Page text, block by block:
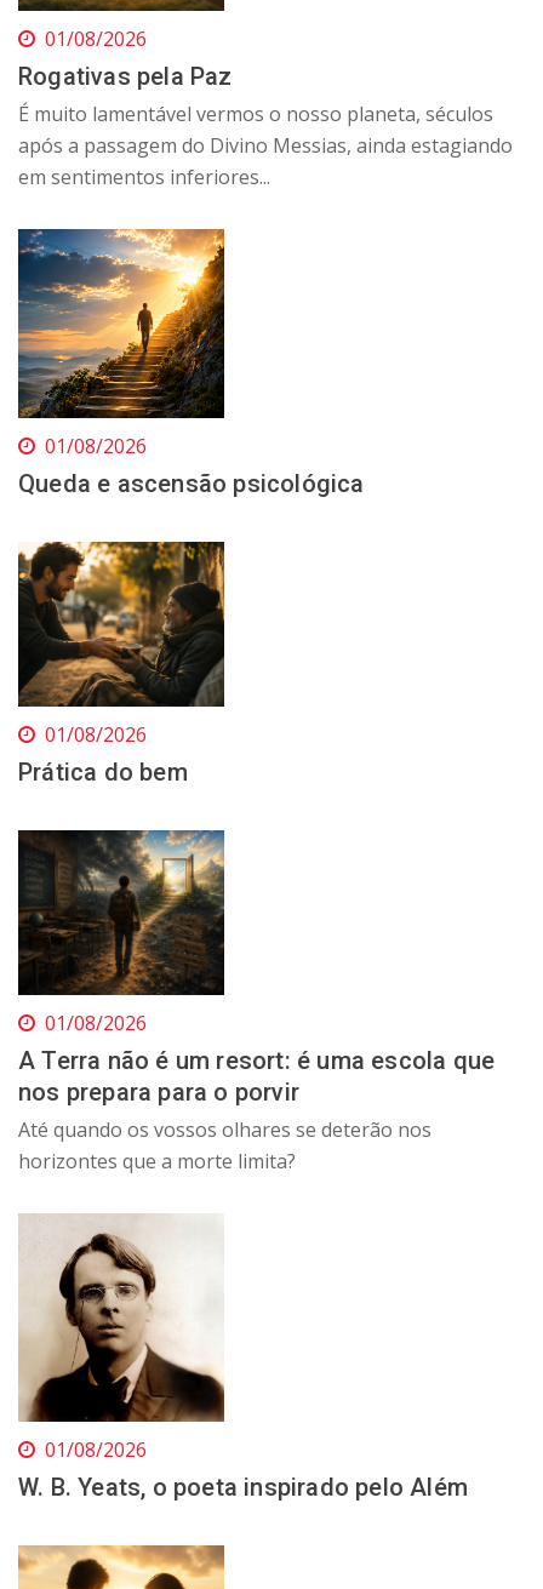
01/08/2026
Rogativas pela Paz
É muito lamentável vermos o nosso planeta, séculos
após a passagem do Divino Messias, ainda estagiando
em sentimentos inferiores...
01/08/2026
Queda e ascensão psicológica
01/08/2026
Prática do bem
01/08/2026
A Terra não é um resort: é uma escola que
nos prepara para o porvir
Até quando os vossos olhares se deterão nos
horizontes que a morte limita?
01/08/2026
W. B. Yeats, o poeta inspirado pelo Além